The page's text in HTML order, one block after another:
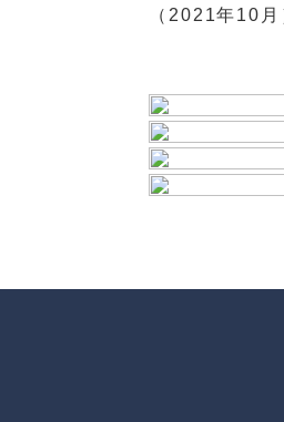
（2021年10月